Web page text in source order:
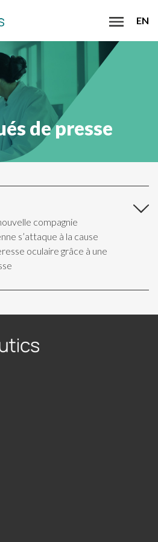
EN
de presse
compagnie
s’attaque à la cause
oculaire grâce à une